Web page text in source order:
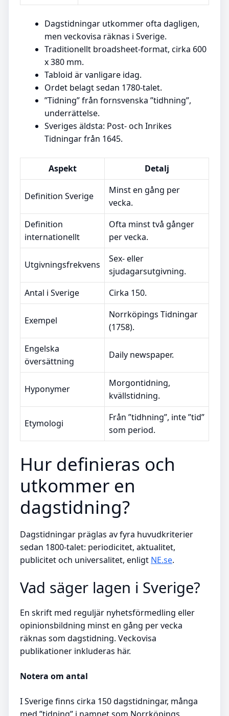
Dagstidningar utkommer ofta dagligen,
men veckovisa räknas i Sverige.
Traditionellt broadsheet-format, cirka 600
x 380 mm.
Tabloid är vanligare idag.
Ordet belagt sedan 1780-talet.
”Tidning” från fornsvenska ”tidhning”,
underrättelse.
Sveriges äldsta: Post- och Inrikes
Tidningar från 1645.
Aspekt Detalj
Definition Sverige
Minst en gång per
vecka.
Definition
internationellt
Ofta minst två gånger
per vecka.
Utgivningsfrekvens
Sex- eller
sjudagarsutgivning.
Antal i Sverige
Cirka 150.
Exempel
Norrköpings Tidningar
(1758).
Engelska
översättning
Daily newspaper.
Hyponymer
Morgontidning,
kvällstidning.
Etymologi
Från ”tidhning”, inte ”tid”
som period.
Hur definieras och
utkommer en
dagstidning?
Dagstidningar präglas av fyra huvudkriterier
sedan 1800-talet: periodicitet, aktualitet,
publicitet och universalitet, enligt NE.se.
Vad säger lagen i Sverige?
En skrift med reguljär nyhetsförmedling eller
opinionsbildning minst en gång per vecka
räknas som dagstidning. Veckovisa
publikationer inkluderas här.
Notera om antal
I Sverige finns cirka 150 dagstidningar, många